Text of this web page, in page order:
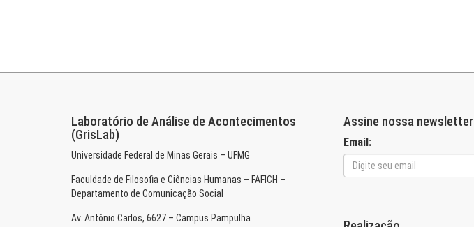
Laboratório de Análise de Acontecimentos
(GrisLab)
Universidade Federal de Minas Gerais – UFMG
Faculdade de Filosofia e Ciências Humanas – FAFICH –
Departamento de Comunicação Social
Av. Antônio Carlos, 6627 – Campus Pampulha
Assine nossa newsletter
Email: